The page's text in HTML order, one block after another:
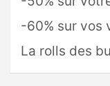
-60% sur vos
La rolls des